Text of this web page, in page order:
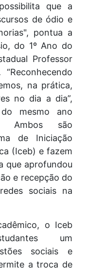
que a
de ódio e
pontua a
do 1º Ano do
Professor
na prática,
no dia a dia”,
mesmo ano
Ambos são
de Iniciação
(Iceb) e fazem
que aprofundou
e recepção do
sociais na
o Iceb
um
sociais e
a troca de